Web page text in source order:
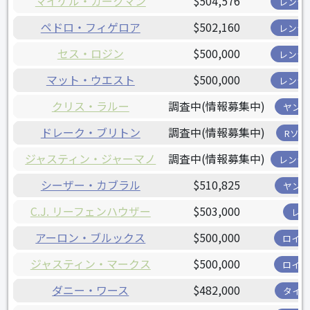
ペドロ・フィゲロア $502,160 レンジ
セス・ロジン $500,000 レンジ
マット・ウエスト $500,000 レンジ
クリス・ラルー 調査中(情報募集中) ヤン
ドレーク・ブリトン 調査中(情報募集中) Rソ
ジャスティン・ジャーマノ 調査中(情報募集中) レンジ
シーザー・カブラル $510,825 ヤン
C.J. リーフェンハウザー $503,000 レ
アーロン・ブルックス $500,000 ロイ
ジャスティン・マークス $500,000 ロイ
ダニー・ワース $482,000 タイ